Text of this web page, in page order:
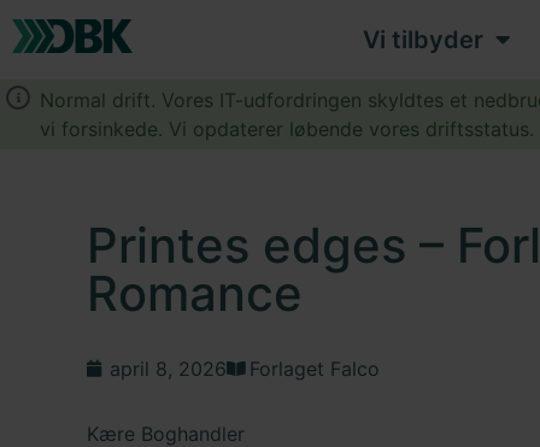
Vi tilbyder
Normal drift. Vores IT-udfordringen skyldtes et
vi forsinkede. Vi opdaterer løbende vores driftsstatus.
Printes edges –
Romance
april 8, 2026 Forlaget Falco
Kære Boghandler